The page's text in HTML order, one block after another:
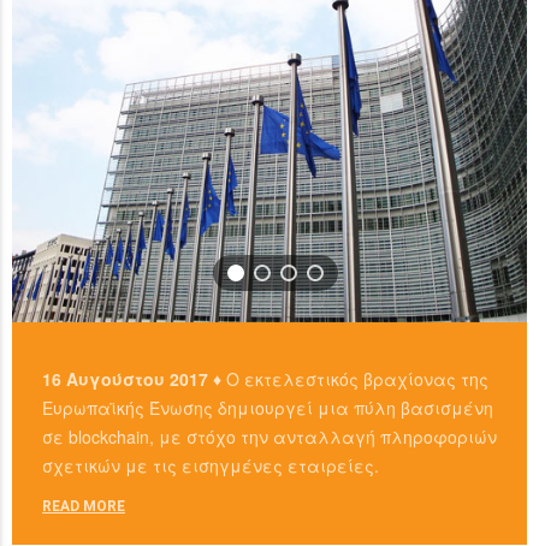
READ MORE
16 Αυγούστου 2017 ♦ Ο εκτελεστικός βραχίονας της
Ευρωπαϊκής Ένωσης δημιουργεί μια πύλη βασισμένη
σε blockchain, με στόχο την ανταλλαγή πληροφοριών
σχετικών με τις εισηγμένες εταιρείες.
READ MORE